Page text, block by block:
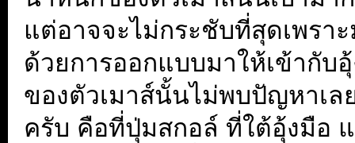
แต่อาจจะไม่กระชับที่สุดเพรา
ด้วยการออกแบบมาให้เข้ากับ
ของตัวเมาส์นั้นไม่พบปัญหาเล
ครับ คือที่ปุ่มสกอล์ ที่ใต้อุ้งมือ